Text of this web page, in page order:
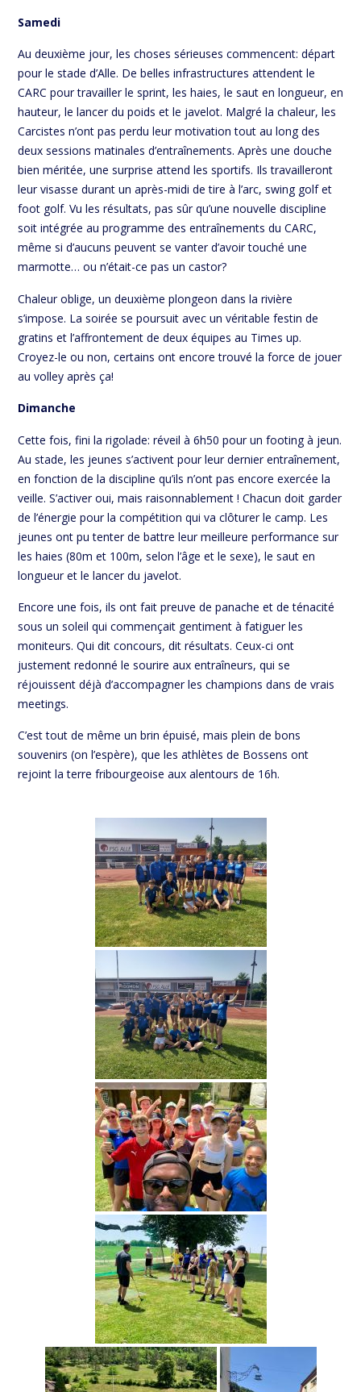
Samedi
Au deuxième jour, les choses sérieuses commencent: départ
pour le stade d’Alle. De belles infrastructures attendent le
CARC pour travailler le sprint, les haies, le saut en longueur, en
hauteur, le lancer du poids et le javelot. Malgré la chaleur, les
Carcistes n’ont pas perdu leur motivation tout au long des
deux sessions matinales d’entraînements. Après une douche
bien méritée, une surprise attend les sportifs. Ils travailleront
leur visasse durant un après-midi de tire à l’arc, swing golf et
foot golf. Vu les résultats, pas sûr qu’une nouvelle discipline
soit intégrée au programme des entraînements du CARC,
même si d’aucuns peuvent se vanter d’avoir touché une
marmotte… ou n’était-ce pas un castor?
Chaleur oblige, un deuxième plongeon dans la rivière
s’impose. La soirée se poursuit avec un véritable festin de
gratins et l’affrontement de deux équipes au Times up.
Croyez-le ou non, certains ont encore trouvé la force de jouer
au volley après ça!
Dimanche
Cette fois, fini la rigolade: réveil à 6h50 pour un footing à jeun.
Au stade, les jeunes s’activent pour leur dernier entraînement,
en fonction de la discipline qu’ils n’ont pas encore exercée la
veille. S’activer oui, mais raisonnablement ! Chacun doit garder
de l’énergie pour la compétition qui va clôturer le camp. Les
jeunes ont pu tenter de battre leur meilleure performance sur
les haies (80m et 100m, selon l’âge et le sexe), le saut en
longueur et le lancer du javelot.
Encore une fois, ils ont fait preuve de panache et de ténacité
sous un soleil qui commençait gentiment à fatiguer les
moniteurs. Qui dit concours, dit résultats. Ceux-ci ont
justement redonné le sourire aux entraîneurs, qui se
réjouissent déjà d’accompagner les champions dans de vrais
meetings.
C’est tout de même un brin épuisé, mais plein de bons
souvenirs (on l’espère), que les athlètes de Bossens ont
rejoint la terre fribourgeoise aux alentours de 16h.